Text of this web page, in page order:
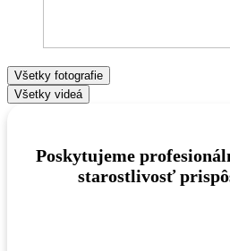
Všetky fotografie
Všetky videá
Poskytujeme
starostlivosť